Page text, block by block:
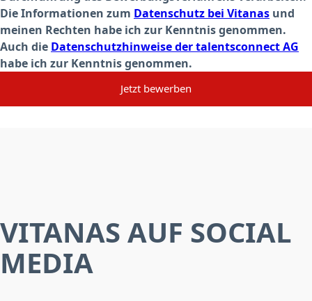
Die Informationen zum Datenschutz bei Vitanas und
meinen Rechten habe ich zur Kenntnis genommen.
Auch die Datenschutzhinweise der talentsconnect AG
habe ich zur Kenntnis genommen.
Jetzt bewerben
VITANAS AUF SOCIAL
MEDIA